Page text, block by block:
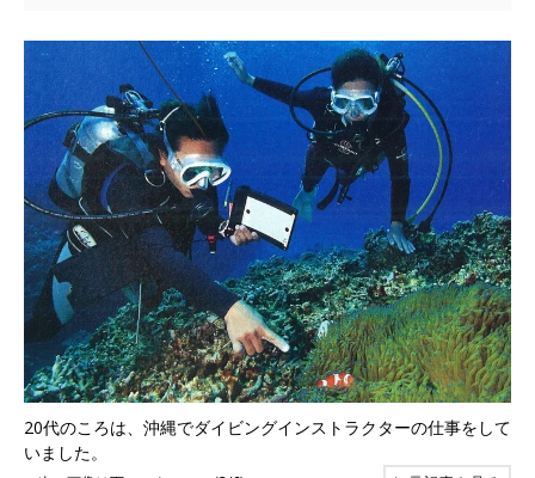
20代のころは、沖縄でダイビングインストラクターの仕事をして
いました。